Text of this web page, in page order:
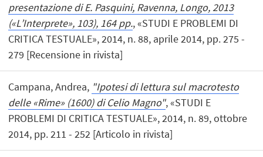
presentazione di E. Pasquini, Ravenna, Longo, 2013
(«L’Interprete», 103), 164 pp., «STUDI E PROBLEMI DI
CRITICA TESTUALE», 2014, n. 88, aprile 2014, pp. 275 -
279 [Recensione in rivista]
Campana, Andrea, "Ipotesi di lettura sul macrotesto
delle «Rime» (1600) di Celio Magno", «STUDI E
PROBLEMI DI CRITICA TESTUALE», 2014, n. 89, ottobre
2014, pp. 211 - 252 [Articolo in rivista]